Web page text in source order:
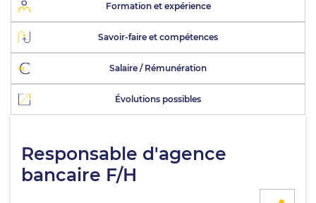
Formation et expérience
Savoir-faire et compétences
Salaire / Rémunération
Évolutions possibles
Responsable d'agence
bancaire F/H